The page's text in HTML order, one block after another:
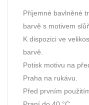
Příjemné bavlněné
barvě s motivem
K dispozici ve
barvě.
Potisk motivu na
Praha na rukávu.
Před prvním